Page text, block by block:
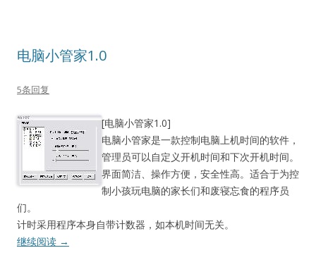
电脑小管家1.0
5条回复
[电脑小管家1.0]
电脑小管家是一款控制电脑上机时间的软件，
管理员可以自定义开机时间和下次开机时间。
界面简洁、操作方便，安全性高。适合于为控
制小孩玩电脑的家长们和废寝忘食的程序员
们。
计时采用程序本身自带计数器，如本机时间无关。
继续阅读 →